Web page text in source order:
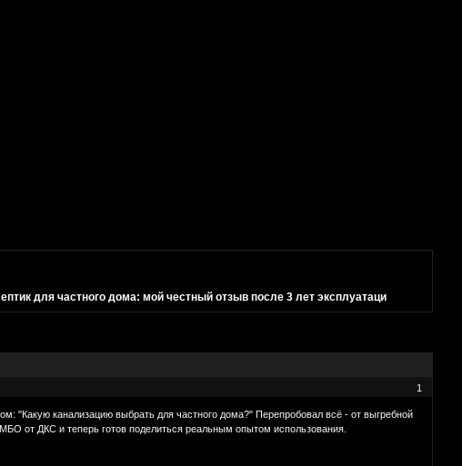
для частного дома: мой честный отзыв после 3 лет эксплуатаци
1
"Какую канализацию выбрать для частного дома?" Перепробовал всё - от выгребной
от ДКС и теперь готов поделиться реальным опытом использования.